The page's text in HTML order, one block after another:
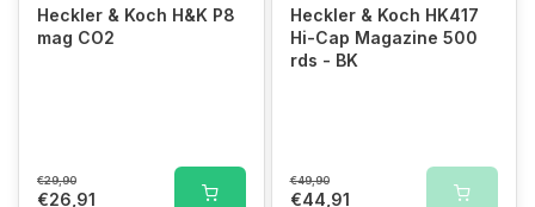
Heckler & Koch H&K P8
mag CO2
€29,90
€26,91
Heckler & Koch HK417
Hi-Cap Magazine 500
rds - BK
€49,90
€44,91